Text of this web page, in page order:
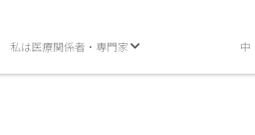
私は医療関係者・専門家 中